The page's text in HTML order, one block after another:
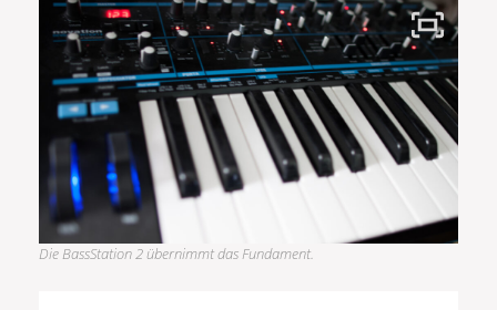
Die BassStation 2 übernimmt das Fundament.